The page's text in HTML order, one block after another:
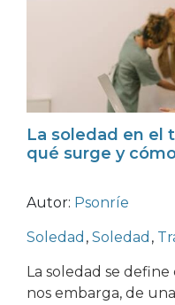
La soledad en el
qué surge y
Autor: Psonríe
Soledad, Soledad,
La soledad se
nos embarga, de